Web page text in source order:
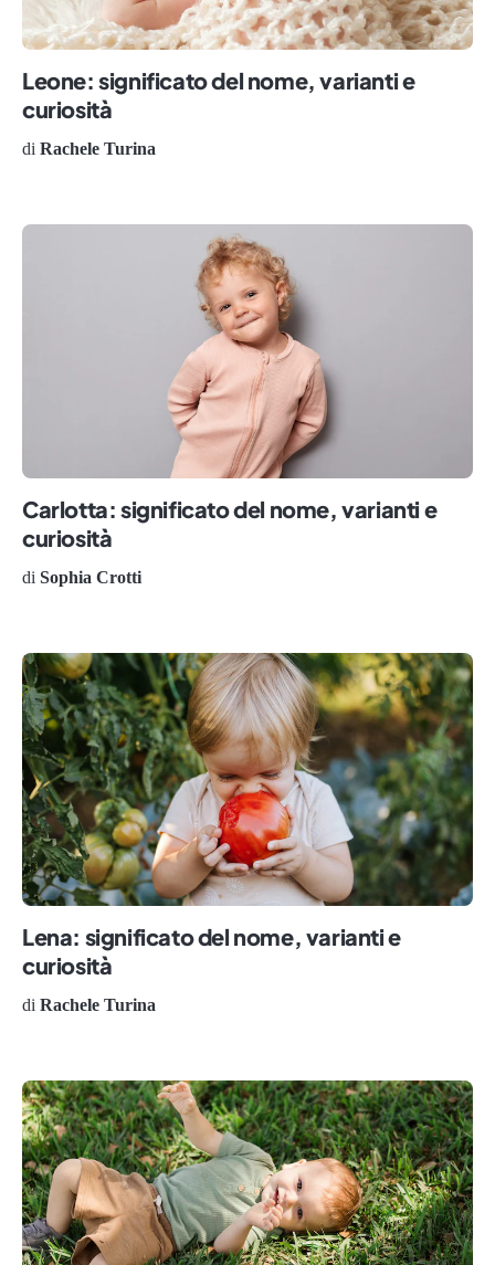
Leone: significato del nome, varianti e
curiosità
di Rachele Turina
Carlotta: significato del nome, varianti e
curiosità
di Sophia Crotti
Lena: significato del nome, varianti e
curiosità
di Rachele Turina